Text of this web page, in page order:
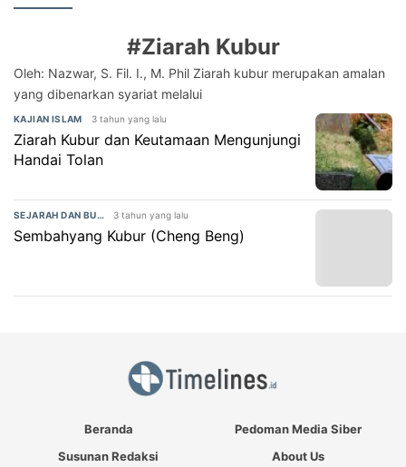
#Ziarah Kubur
Oleh: Nazwar, S. Fil. I., M. Phil Ziarah kubur merupakan amalan
yang dibenarkan syariat melalui
KAJIAN ISLAM 3 tahun yang lalu
Ziarah Kubur dan Keutamaan Mengunjungi
Handai Tolan
SEJARAH DAN BUDAYA 3 tahun yang lalu
Sembahyang Kubur (Cheng Beng)
Beranda
Pedoman Media Siber
Susunan Redaksi
About Us